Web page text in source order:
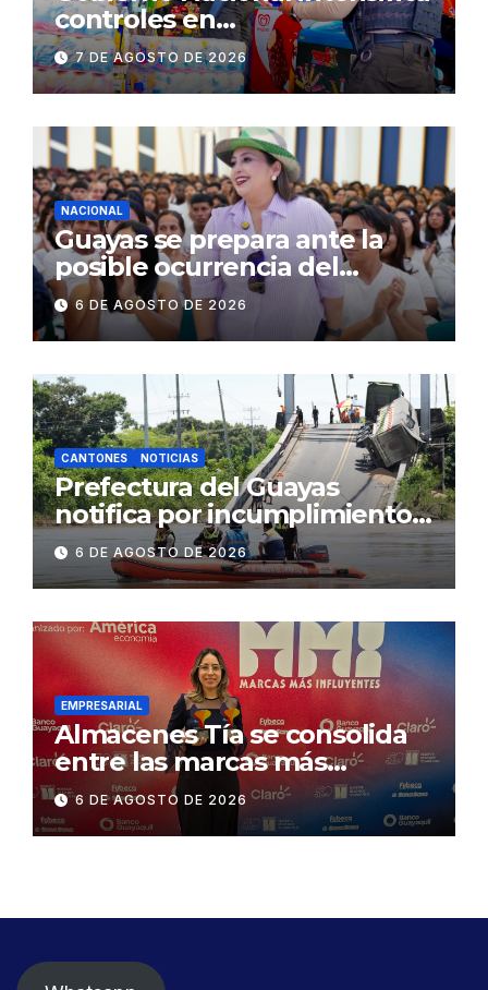
controles en
establecimientos y espacios
públicos de Pichincha: 684
operativos en zonas
comerciales y de
concurrencia
7 DE AGOSTO DE 2026
NACIONAL
Guayas se prepara ante la
posible ocurrencia del
fenómeno de El Niño:
Gobierno Nacional capacita a
2.500 jóvenes
6 DE AGOSTO DE 2026
CANTONES NOTICIAS
Prefectura del Guayas
notifica por incumplimiento
contractual a la
Concesionaria CONORTE y
exige celeridad en
desmontaje del puente
Gonzalo Icaza Cornejo, en
Daule
6 DE AGOSTO DE 2026
EMPRESARIAL
Almacenes Tía se consolida
entre las marcas más
influyentes del Ecuador
6 DE AGOSTO DE 2026